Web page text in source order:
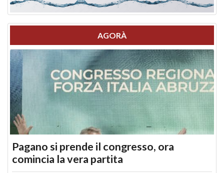
AGORÀ
Pagano si prende il congresso, ora
comincia la vera partita